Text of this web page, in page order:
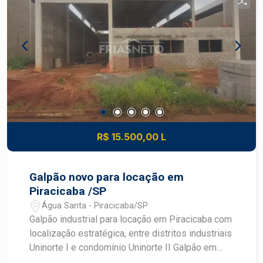
R$ 15.500,00 L
Galpão novo para locação em
Piracicaba /SP
Água Santa - Piracicaba/SP
Galpão industrial para locação em Piracicaba com
localização estratégica, entre distritos industriais
Uninorte I e condomínio Uninorte II Galpão em